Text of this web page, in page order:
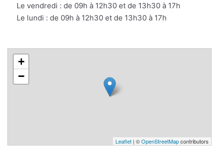
mail
Le vendredi : de 09h à 12h30 et de 13h30 à 17h
Le lundi : de 09h à 12h30 et de 13h30 à 17h
+
−
Leaflet | ©OpenStreetMapcontributors